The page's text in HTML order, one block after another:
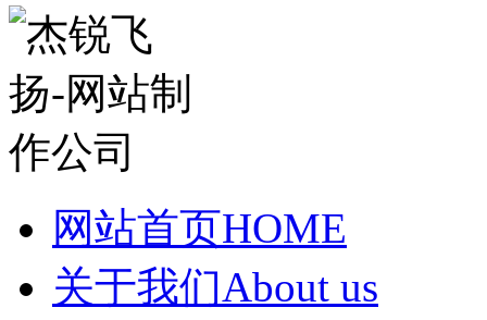
网站首页HOME
关于我们About us